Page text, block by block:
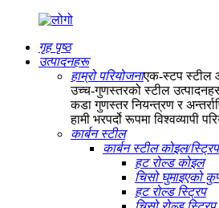
गृह पृष्ठ
उत्पादनहरू
हाम्रो परियोजनाएक-स्टप स्टील
उच्च-गुणस्तरको स्टील
कडा गुणस्तर नियन्त्रण र
हामी भरपर्दो रूपमा विश्वव्यापी
कार्बन स्टील
कार्बन स्टील कोइल/स्ट्रिप
हट रोल्ड कोइल
चिसो घुमाइएको
हट रोल्ड स्ट्रिप